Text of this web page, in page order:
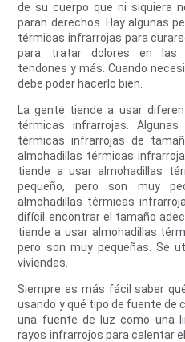
de su cuerpo que ni siquiera
paran derechos. Hay algunas
térmicas infrarrojas para
para tratar dolores en las
tendones y más. Cuando
debe poder hacerlo bien.
La gente tiende a usar
térmicas infrarrojas.
térmicas infrarrojas de
almohadillas térmicas
tiende a usar almohadillas
pequeño, pero son muy
almohadillas térmicas
difícil encontrar el tamaño
tiende a usar almohadillas
pero son muy pequeñas. Se
viviendas.
Siempre es más fácil saber
usando y qué tipo de fuente de
una fuente de luz como una
rayos infrarrojos para calentar